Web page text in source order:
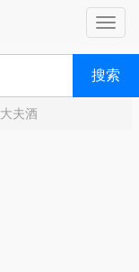
搜索
大夫酒